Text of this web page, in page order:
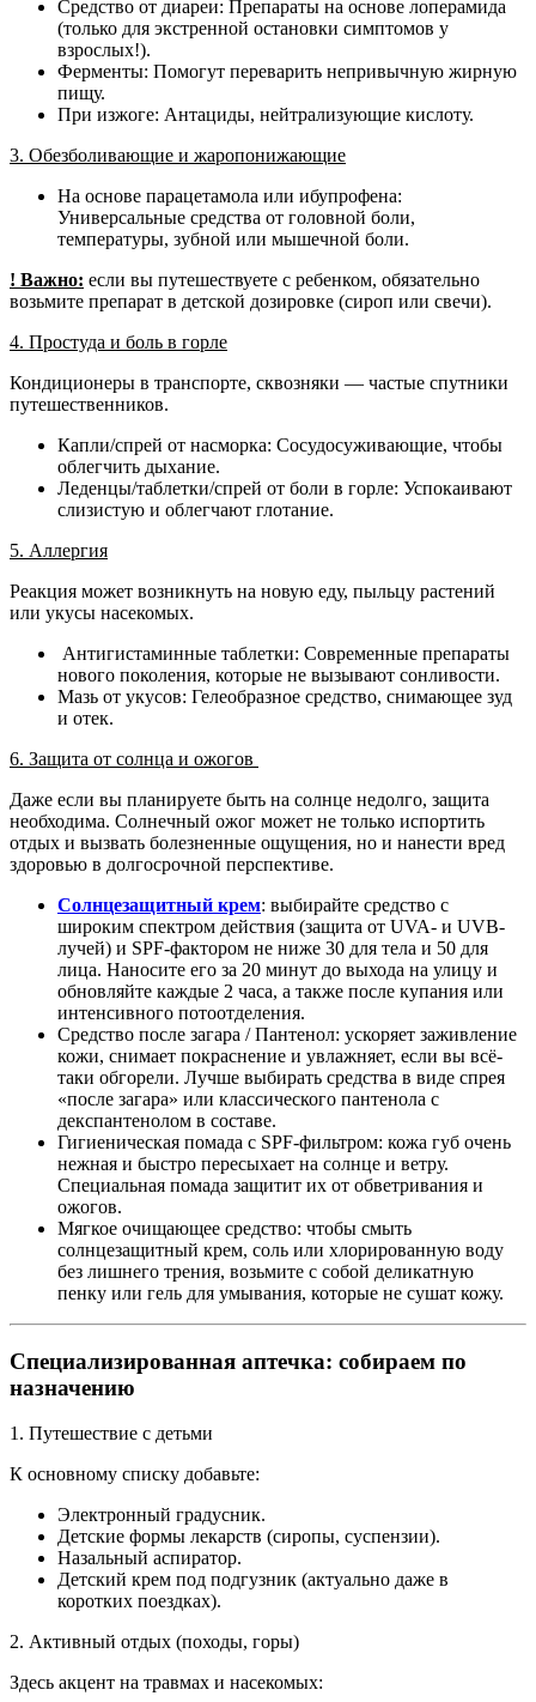
Средство от диареи: Препараты на основе лоперамида
(только для экстренной остановки симптомов у
взрослых!).
Ферменты: Помогут переварить непривычную жирную
пищу.
При изжоге: Антациды, нейтрализующие кислоту.
3. Обезболивающие и жаропонижающие
На основе парацетамола или ибупрофена:
Универсальные средства от головной боли,
температуры, зубной или мышечной боли.
! Важно: если вы путешествуете с ребенком, обязательно
возьмите препарат в детской дозировке (сироп или свечи).
4. Простуда и боль в горле
Кондиционеры в транспорте, сквозняки — частые спутники
путешественников.
Капли/спрей от насморка: Сосудосуживающие, чтобы
облегчить дыхание.
Леденцы/таблетки/спрей от боли в горле: Успокаивают
слизистую и облегчают глотание.
5. Аллергия
Реакция может возникнуть на новую еду, пыльцу растений
или укусы насекомых.
Антигистаминные таблетки: Современные препараты
нового поколения, которые не вызывают сонливости.
Мазь от укусов: Гелеобразное средство, снимающее зуд
и отек.
6. Защита от солнца и ожогов
Даже если вы планируете быть на солнце недолго, защита
необходима. Солнечный ожог может не только испортить
отдых и вызвать болезненные ощущения, но и нанести вред
здоровью в долгосрочной перспективе.
Солнцезащитный крем: выбирайте средство с
широким спектром действия (защита от UVA- и UVB-
лучей) и SPF-фактором не ниже 30 для тела и 50 для
лица. Наносите его за 20 минут до выхода на улицу и
обновляйте каждые 2 часа, а также после купания или
интенсивного потоотделения.
Средство после загара / Пантенол: ускоряет заживление
кожи, снимает покраснение и увлажняет, если вы всё-
таки обгорели. Лучше выбирать средства в виде спрея
«после загара» или классического пантенола с
декспантенолом в составе.
Гигиеническая помада с SPF-фильтром: кожа губ очень
нежная и быстро пересыхает на солнце и ветру.
Специальная помада защитит их от обветривания и
ожогов.
Мягкое очищающее средство: чтобы смыть
солнцезащитный крем, соль или хлорированную воду
без лишнего трения, возьмите с собой деликатную
пенку или гель для умывания, которые не сушат кожу.
Специализированная аптечка: собираем по
назначению
1. Путешествие с детьми
К основному списку добавьте:
Электронный градусник.
Детские формы лекарств (сиропы, суспензии).
Назальный аспиратор.
Детский крем под подгузник (актуально даже в
коротких поездках).
2. Активный отдых (походы, горы)
Здесь акцент на травмах и насекомых: